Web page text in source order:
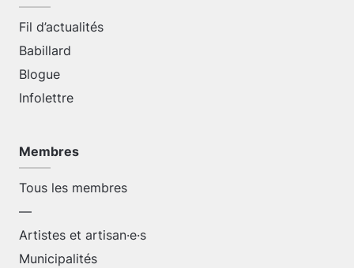
Fil d’actualités
Babillard
Blogue
Infolettre
Membres
Tous les membres
—
Artistes et artisan·e·s
Municipalités